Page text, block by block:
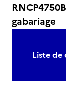
gabariage
Liste de